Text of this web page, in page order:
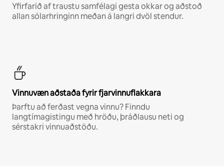
Yfirfarið af traustu samfélagi gesta okkar og aðstoð
allan sólarhringinn meðan á langri dvöl stendur.
Vinnuvæn aðstaða fyrir fjarvinnuflakkara
Þarftu að ferðast vegna vinnu? Finndu
langtímagistingu með hröðu, þráðlausu neti og
sérstakri vinnuaðstöðu.